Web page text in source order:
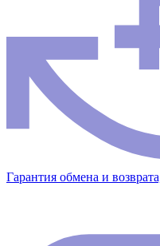
Гарантия обмена и